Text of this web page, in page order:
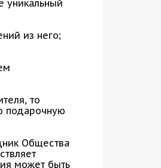
уникальный
из него;
то
подарочную
Общества
может быть